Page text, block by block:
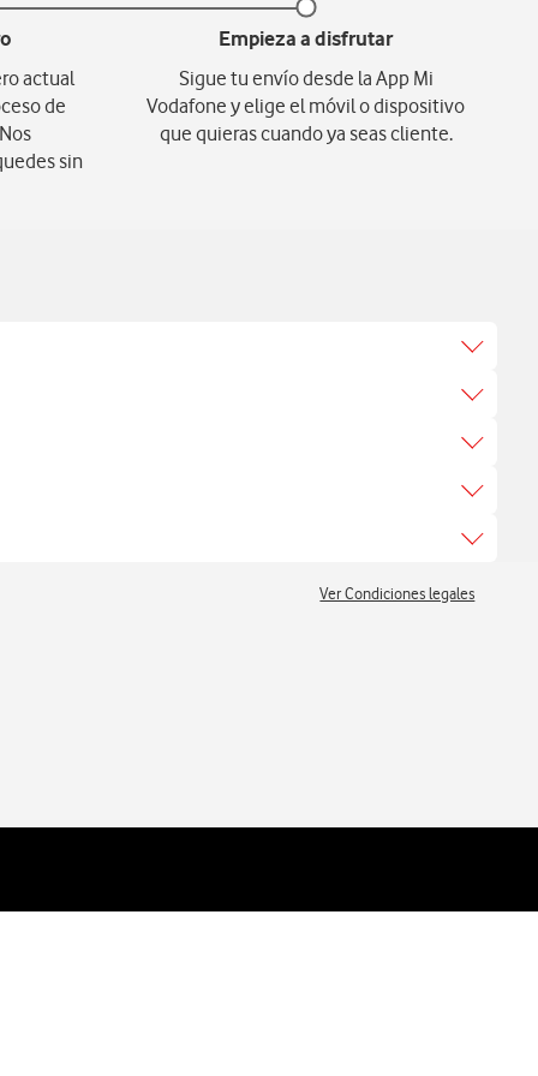
actual
de
sin
Empieza a disfrutar
Sigue tu envío desde la App Mi
Vodafone y elige el móvil o dispositivo
que quieras cuando ya seas cliente.
Los países que se encuentran incluidos en
estos países tienen un límite de Gigas que depende
disponibles, después la velocidad se reduce
(ver tabla con GB disponibles por tarifa).
Zona 2 tienes disponible la Tarifa Viaje Mundo y para
y EE.UU. (Zona 5) en la tarifa Móvil ilimitada
sin conexión durante el día.
Ver Condiciones legales